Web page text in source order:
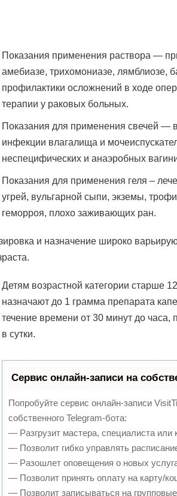
Показания применения раствора —
амебиазе, трихомониазе, лямблиозе,
профилактики осложнений в ходе
терапии у раковых больных.
Показания для применения свечей —
инфекции влагалища и
неспецифических и анаэробных
Показания для применения геля –
угрей, вульгарной сыпи, экземы,
геморроя, плохо заживающих ран.
и назначение широко
Детям возрастной категории старше
назначают до 1 грамма препарата
течение времени от 30 минут до
в сутки.
Сервис онлайн-записи на
Попробуйте сервис онлайн-записи
собственного Telegram-бота:
— Разгрузит мастера, специалиста или
— Позволит гибко управлять
— Разошлет оповещения о новых
— Позволит принять оплату на карту/
— Позволит записываться на